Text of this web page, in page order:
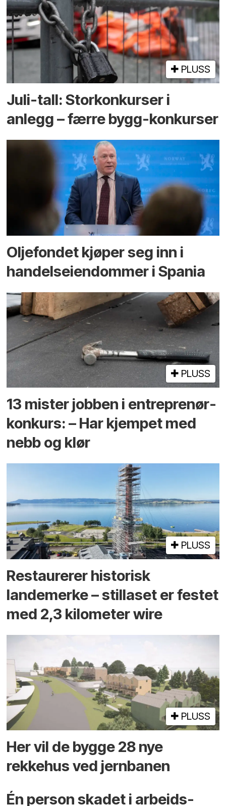
PLUSS
Juli-tall: Storkonkurser i
anlegg – færre bygg-konkurser
Oljefondet kjøper seg inn i
handels­eiendommer i Spania
PLUSS
13 mister jobben i entreprenør­
konkurs: – Har kjempet med
nebb og klør
PLUSS
Restaurerer historisk
landemerke – stillaset er festet
med 2,3 kilometer wire
PLUSS
Her vil de bygge 28 nye
rekkehus ved jernbanen
Én person skadet i arbeids­